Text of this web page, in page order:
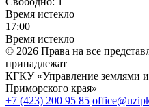
Время истекло
17:00
Время истекло
© 2026 Права на все
принадлежат
КГКУ «Управление землями
Приморского края»
+7 (423) 200 95 85